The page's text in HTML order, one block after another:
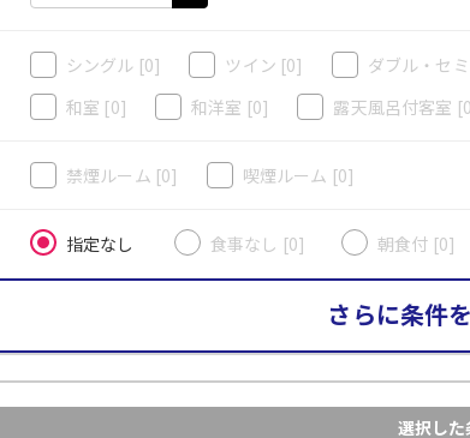
シングル [0] ツイン [0] ダブル・セ
和室 [0] 和洋室 [0] 露天風呂付客室
禁煙ルーム [0] 喫煙ルーム [0]
指定なし 食事なし [0] 朝食付 [0]
さらに条件
選択した